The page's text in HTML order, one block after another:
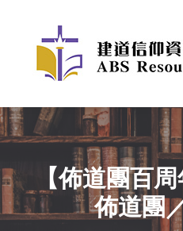
【佈道團百
佈道團